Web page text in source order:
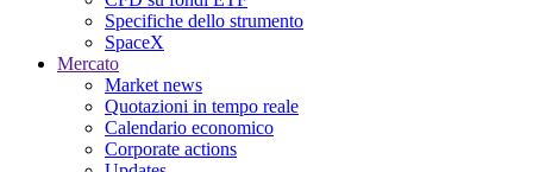
Specifiche dello strumento
SpaceX
Mercato
Market news
Quotazioni in tempo reale
Calendario economico
Corporate actions